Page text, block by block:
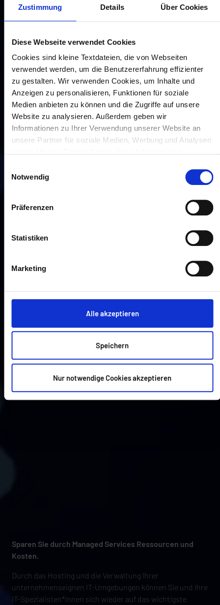
Zustimmung Details Über Cookies
Diese Webseite verwendet Cookies
Cookies sind kleine Textdateien, die von Webseiten
verwendet werden, um die Benutzererfahrung effizienter
zu gestalten. Wir verwenden Cookies, um Inhalte und
Anzeigen zu personalisieren, Funktionen für soziale
Medien anbieten zu können und die Zugriffe auf unsere
Website zu analysieren. Außerdem geben wir
Informationen zu Ihrer Verwendung unserer Website an
unsere Partner für soziale Medien, Werbung und Analysen
ihnen bereitgestellt haben oder die sie im Rahmen Ihrer
Nutzung der Dienste gesammelt haben. Sofern Sie Ihre
Einwilligung nicht erteilen, kann die Funktion unserer
Website möglicherweise eingeschränkt sein.
Notwendig
Präferenzen
Statistiken
Marketing
Alle akzeptieren
Speichern
Nur notwendige Cookies akzeptieren
Sparen Sie durch Managed Services Ressourcen und
Kosten.
Durch das Hosting und die Verwaltung Ihrer
unternehmenseignen IT-Umgebungen können Sie und Ihre
IT-Spezialisten*innen sich wieder auf das wichtigste